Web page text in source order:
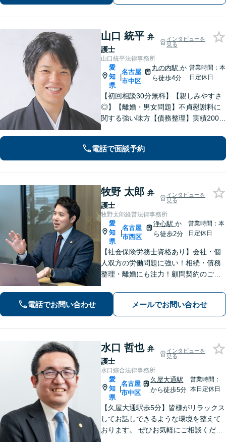
携】
山口 統平 弁
護士
インタビューを
見る
山口統平法律事務所
愛
知
県
|
名古屋
市中区
丸の内駅か
ら徒歩4分
営業時間：本
日定休日
【初回相談30分無料】【親しみやすさ
◎】【離婚・男女問題】不貞慰謝料に
関する強い味方【債務整理】実績2000
に対応。調停もお任せください【丸の
内駅4分】
電話で面談予約
牧野 太郎 弁
護士
インタビューを
見る
牧野太郎経営法律事務所
愛
知
県
|
名古屋
市西区
浄心駅 か
ら徒歩2分
営業時間：本
日定休日
【社会保険労務士資格あり】会社・個
人双方の労働問題に強い！相続・債務
整理・離婚にも注力！顧問契約のご相
／完全個室／浄心駅徒歩2分】
電話でお問い合わせ メールでお問い合わせ
水口 哲也 弁
護士
インタビューを
見る
水口綜合法律事務所
愛
知
県
|
名古屋
市中区
久屋大通駅
から徒歩5分
営業時間：
本日定休日
【久屋大通駅歩5分】皆様がリラックス
してお話しできるような環境を整えて
おります。 ぜひお気軽にご相談くださ